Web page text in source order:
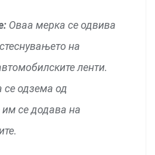
Оваа мерка се одвива
на
ленти.
се одзема од
се додава на